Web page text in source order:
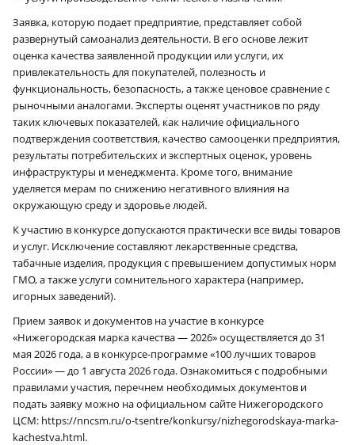
Заявка, которую подает предприятие, представляет собой
развернутый самоанализ деятельности. В его основе лежит
оценка качества заявленной продукции или услуги, их
привлекательность для покупателей, полезность и
функциональность, безопасность, а также ценовое сравнение с
рыночными аналогами. Эксперты оценят участников по ряду
таких ключевых показателей, как наличие официального
подтверждения соответствия, качество самооценки предприятия,
результаты потребительских и экспертных оценок, уровень
инфраструктуры и менеджмента. Кроме того, внимание
уделяется мерам по снижению негативного влияния на
окружающую среду и здоровье людей.
К участию в конкурсе допускаются практически все виды товаров
и услуг. Исключение составляют лекарственные средства,
табачные изделия, продукция с превышением допустимых норм
ГМО, а также услуги сомнительного характера (например,
игорных заведений).
Прием заявок и документов на участие в конкурсе
«Нижегородская марка качества — 2026» осуществляется до 31
мая 2026 года, а в конкурсе-программе «100 лучших товаров
России» — до 1 августа 2026 года. Ознакомиться с подробными
правилами участия, перечнем необходимых документов и
подать заявку можно на официальном сайте Нижегородского
ЦСМ: https://nncsm.ru/o‑tsentre/konkursy/nizhegorodskaya-marka-
kachestva.html.